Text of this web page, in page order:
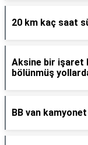
20 km kaç saat
Aksine bir işaret
bölünmüş
BB van